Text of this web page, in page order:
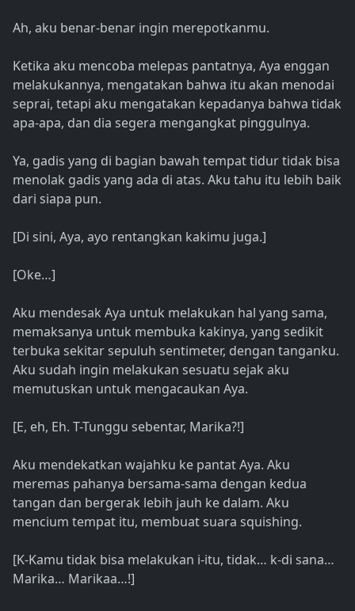
Ah, aku benar-benar ingin merepotkanmu.
Ketika aku mencoba melepas pantatnya, Aya enggan
melakukannya, mengatakan bahwa itu akan menodai
seprai, tetapi aku mengatakan kepadanya bahwa tidak
apa-apa, dan dia segera mengangkat pinggulnya.
Ya, gadis yang di bagian bawah tempat tidur tidak bisa
menolak gadis yang ada di atas. Aku tahu itu lebih baik
dari siapa pun.
[Di sini, Aya, ayo rentangkan kakimu juga.]
[Oke…]
Aku mendesak Aya untuk melakukan hal yang sama,
memaksanya untuk membuka kakinya, yang sedikit
terbuka sekitar sepuluh sentimeter, dengan tanganku.
Aku sudah ingin melakukan sesuatu sejak aku
memutuskan untuk mengacaukan Aya.
[E, eh, Eh. T-Tunggu sebentar, Marika?!]
Aku mendekatkan wajahku ke pantat Aya. Aku
meremas pahanya bersama-sama dengan kedua
tangan dan bergerak lebih jauh ke dalam. Aku
mencium tempat itu, membuat suara squishing.
[K-Kamu tidak bisa melakukan i-itu, tidak… k-di sana…
Marika… Marikaa…!]